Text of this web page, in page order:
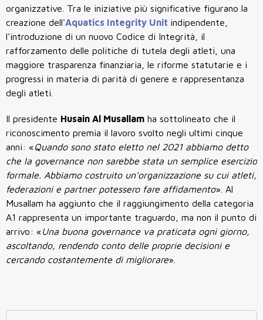
organizzative. Tra le iniziative più significative figurano la
creazione dell'Aquatics Integrity Unit indipendente,
l'introduzione di un nuovo Codice di Integrità, il
rafforzamento delle politiche di tutela degli atleti, una
maggiore trasparenza finanziaria, le riforme statutarie e i
progressi in materia di parità di genere e rappresentanza
degli atleti.
Il presidente Husain Al Musallam ha sottolineato che il
riconoscimento premia il lavoro svolto negli ultimi cinque
anni: «Quando sono stato eletto nel 2021 abbiamo detto
che la governance non sarebbe stata un semplice esercizio
formale. Abbiamo costruito un'organizzazione su cui atleti,
federazioni e partner potessero fare affidamento». Al
Musallam ha aggiunto che il raggiungimento della categoria
A1 rappresenta un importante traguardo, ma non il punto di
arrivo: «Una buona governance va praticata ogni giorno,
ascoltando, rendendo conto delle proprie decisioni e
cercando costantemente di migliorare».